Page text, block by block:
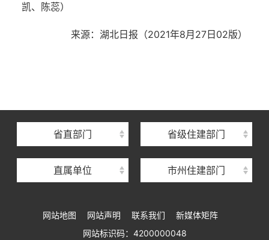
凯、陈蕊）
来源：湖北日报（2021年8月27日02版）
省直部门 省级住建部门
直属单位
湖北省住房保障中心
湖北省建设工程质量安全监督总站
湖北省建设工程标准定额管理总站
湖北省住建厅执业资格注册中心
市州住建部门
网站地图 网站声明 联系我们
新媒体矩阵
网站标识码：4200000048